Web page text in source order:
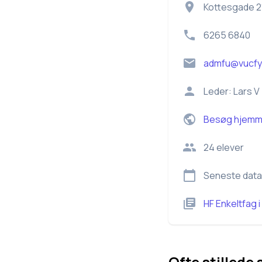
Kottesgade
6265 6840
Leder: Lars
Besøg
24elever
Seneste
HF Enkeltfagi